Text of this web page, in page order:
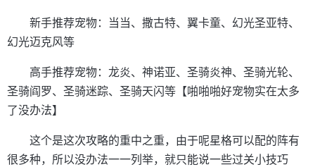
新手推荐宠物：当当、撒古特、翼卡童、幻光圣亚特、
幻光迈克风等
高手推荐宠物：龙炎、神诺亚、圣骑炎神、圣骑光轮、
圣骑阎罗、圣骑迷踪、圣骑天闪等【啪啪啪好宠物实在太多
了没办法】
这个是这次攻略的重中之重，由于呢星格可以配的阵有
很多种，所以没办法一一列举，就只能说一些过关小技巧